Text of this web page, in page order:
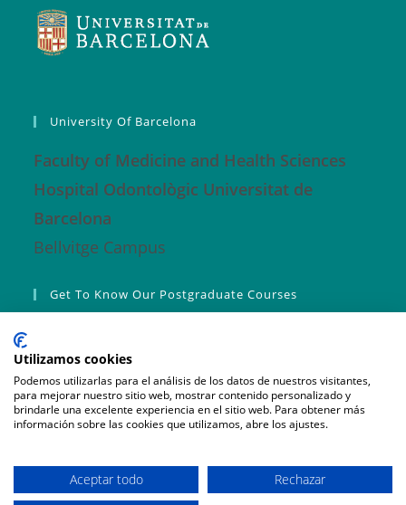
University Of Barcelona
Faculty of Medicine and Health Sciences
Hospital Odontològic Universitat de
Barcelona
Bellvitge Campus
Get To Know Our Postgraduate Courses
RO Fundamentals Master
Expert Course in Sleep Disorders and DCM
Pre-registration
Utilizamos cookies
Podemos utilizarlas para el análisis de los datos de nuestros visitantes,
para mejorar nuestro sitio web, mostrar contenido personalizado y
brindarle una excelente experiencia en el sitio web. Para obtener más
información sobre las cookies que utilizamos, abre los ajustes.
Aceptar todo Rechazar